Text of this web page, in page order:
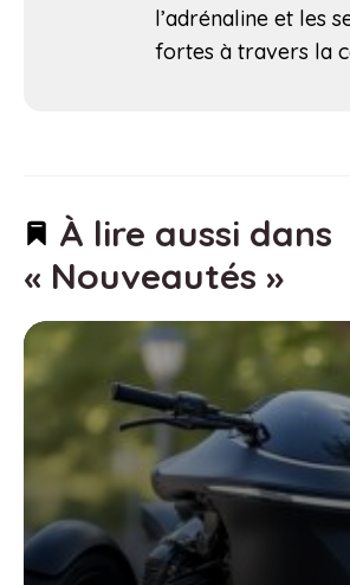
l’adrénaline et les
fortes à travers la
À lire aussi dans
« Nouveautés »